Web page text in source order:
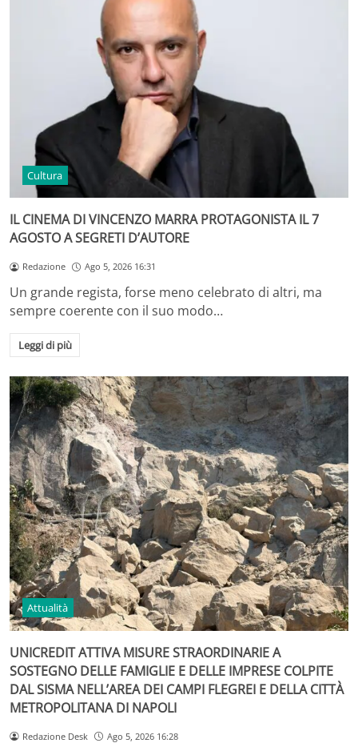
Cultura
IL CINEMA DI VINCENZO MARRA PROTAGONISTA IL 7
AGOSTO A SEGRETI D’AUTORE
Redazione Ago 5, 2026 16:31
Un grande regista, forse meno celebrato di altri, ma
sempre coerente con il suo modo…
Leggi di più
Attualità
UNICREDIT ATTIVA MISURE STRAORDINARIE A
SOSTEGNO DELLE FAMIGLIE E DELLE IMPRESE COLPITE
DAL SISMA NELL’AREA DEI CAMPI FLEGREI E DELLA CITTÀ
METROPOLITANA DI NAPOLI
Redazione Desk Ago 5, 2026 16:28